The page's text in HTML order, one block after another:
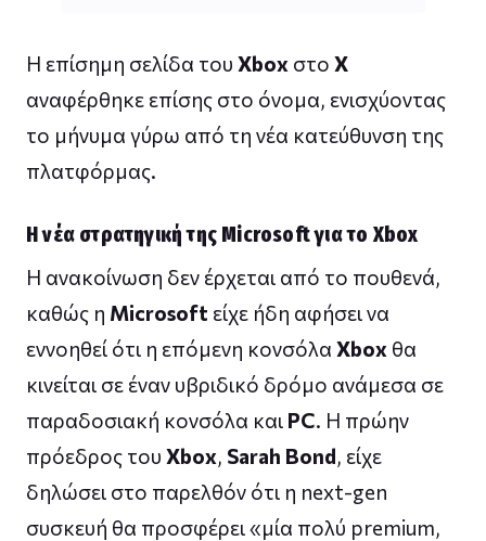
Η επίσημη σελίδα του Xbox στο X
αναφέρθηκε επίσης στο όνομα, ενισχύοντας
το μήνυμα γύρω από τη νέα κατεύθυνση της
πλατφόρμας.
Η νέα στρατηγική της Microsoft για το Xbox
Η ανακοίνωση δεν έρχεται από το πουθενά,
καθώς η Microsoft είχε ήδη αφήσει να
εννοηθεί ότι η επόμενη κονσόλα Xbox θα
κινείται σε έναν υβριδικό δρόμο ανάμεσα σε
παραδοσιακή κονσόλα και PC. Η πρώην
πρόεδρος του Xbox, Sarah Bond, είχε
δηλώσει στο παρελθόν ότι η next-gen
συσκευή θα προσφέρει «μία πολύ premium,